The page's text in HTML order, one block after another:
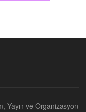
Yayın ve Organizasyon